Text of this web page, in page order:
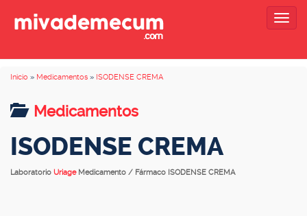
Inicio » Medicamentos » ISODENSE CREMA
Medicamentos
ISODENSE CREMA
Laboratorio Uriage Medicamento / Fármaco ISODENSE CREMA